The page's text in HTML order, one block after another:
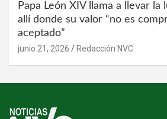
Papa León XIV llama a llevar la
allí donde su valor “no es
aceptado”
junio 21, 2026 Redacción NVC